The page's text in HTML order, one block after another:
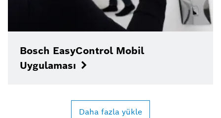
Bosch EasyControl Mobil
Uygulaması
Daha fazla yükle